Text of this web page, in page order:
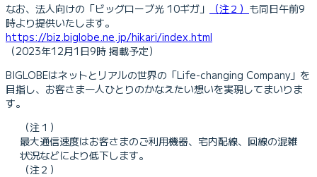
なお、法人向けの「ビッグローブ光 10ギガ」
（注２） も同日午前9
時より提供いたします。
https://biz.biglobe.ne.jp/hikari/index.html
（2023年12月1日9時 掲載予定）
BIGLOBEはネットとリアルの世界の「Life-changing Company」を
目指し、お客さま一人ひとりのかなえたい想いを実現してまいりま
す。
（注１）
最大通信速度はお客さまのご利用機器、宅内配線、回線の混雑
状況などにより低下します。
（注２）